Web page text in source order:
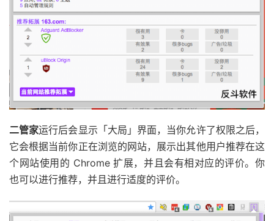
二管家运行后会显示「大局」界面，当你允许了权限之后，
它会根据当前你正在浏览的网站，展示出其他用户推荐在这
个网站使用的 Chrome 扩展，并且会有相对应的评价。你
也可以进行推荐，并且进行适度的评价。